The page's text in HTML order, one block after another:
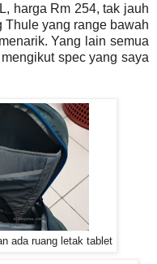
harga Rm 254, tak jauh
Thule yang range bawah
Yang lain semua
spec yang saya
ada ruang letak tablet